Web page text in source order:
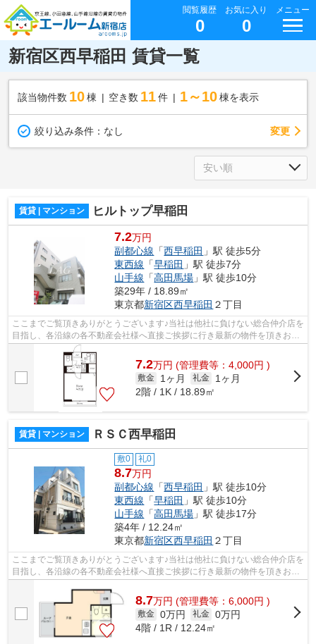
閲覧履歴
0
お気に入り
0
メニュー
新宿区西早稲田 賃貸一覧
該当物件数 10棟 空き数 11 件 1～10 棟を表示
絞り込み条件： なし 変更
賃貸 | マンション ヒルトップ早稲田
7.2万円
副都心線 「西早稲田 」駅 徒歩5分
東西線 「早稲田 」駅 徒歩7分
山手線 「高田馬場 」駅 徒歩10分
築29年 / 18.89㎡
東京都新宿区西早稲田 ２丁目
ここまでご覧頂きありがとうございます♪当社は他社に負けない総合仲介店を
目指し、各沿線の各不動産会社様へ直接ご挨拶に行き最新の物件を頂きお客
様へ提供しております！最新の情報は...
7.2万円 (管理費等：4,000円 )
敷金 1ヶ月 礼金
1ヶ月
2階 / 1K / 18.89㎡
賃貸 | マンション ＲＳＣ西早稲田
敷0 礼0
8.7万円
副都心線 「西早稲田 」駅 徒歩10分
東西線 「早稲田 」駅 徒歩10分
山手線 「高田馬場 」駅 徒歩17分
築4年 / 12.24㎡
東京都新宿区西早稲田 ２丁目
ここまでご覧頂きありがとうございます♪当社は他社に負けない総合仲介店を
目指し、各沿線の各不動産会社様へ直接ご挨拶に行き最新の物件を頂きお客
8.7万円 (管理費等：6,000円 )
敷金 0万円 礼金 0万円
4階 / 1R / 12.24㎡